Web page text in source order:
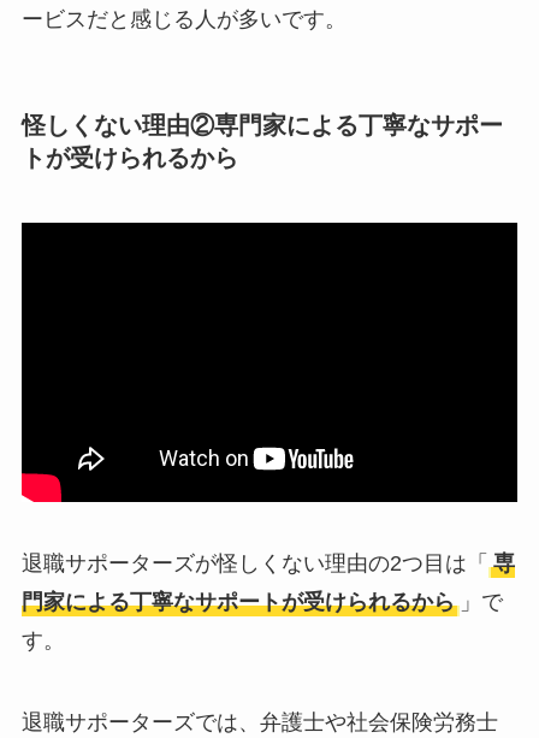
ービスだと感じる人が多いです。
怪しくない理由②専門家による丁寧なサポー
トが受けられるから
退職サポーターズが怪しくない理由の2つ目は「 専
門家による丁寧なサポートが受けられるから 」で
す。
退職サポーターズでは、弁護士や社会保険労務士